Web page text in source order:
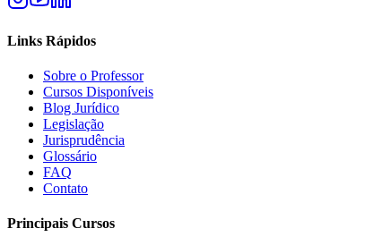
Links Rápidos
Sobre o Professor
Cursos Disponíveis
Blog Jurídico
Legislação
Jurisprudência
Glossário
FAQ
Contato
Principais Cursos